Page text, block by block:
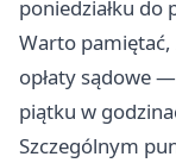
poniedziałku
Warto pamiętać,
opłaty sądowe
piątku w
Szczególnym